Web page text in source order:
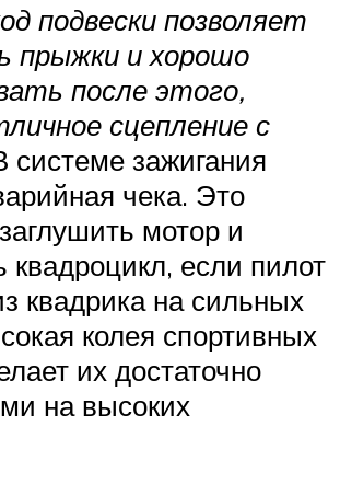
подвески позволяет
прыжки и хорошо
после этого,
сцепление с
системе зажигания
чека. Это
мотор и
квадроцикл, если пилот
квадрика на сильных
колея спортивных
их достаточно
на высоких